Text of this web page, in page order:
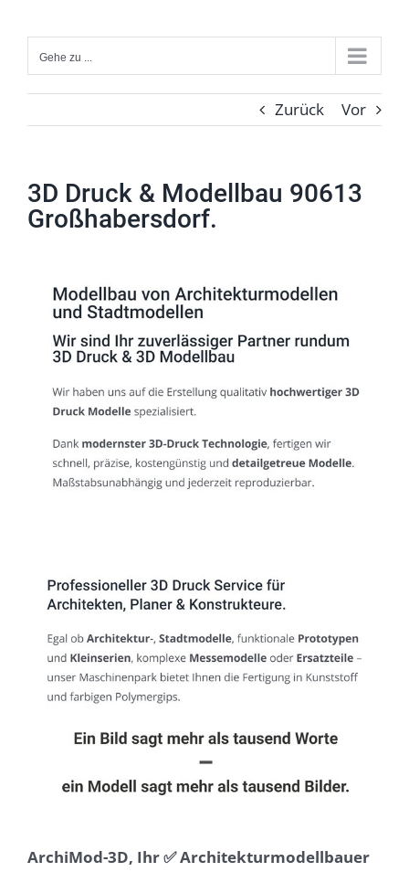
Inhalt
springenGehe zu ...
Zurück Vor
3D Druck & Modellbau 90613
Großhabersdorf.
ArchiMod-3D, Ihr ✅ Architekturmodellbauer